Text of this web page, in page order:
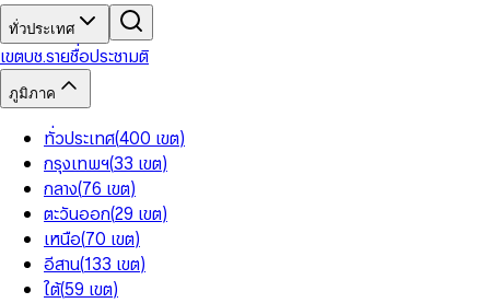
ทั่วประเทศ
เขตบช.รายชื่อประชามติ
ภูมิภาค
ทั่วประเทศ(400 เขต)
กรุงเทพฯ(33 เขต)
กลาง(76 เขต)
ตะวันออก(29 เขต)
เหนือ(70 เขต)
อีสาน(133 เขต)
ใต้(59 เขต)